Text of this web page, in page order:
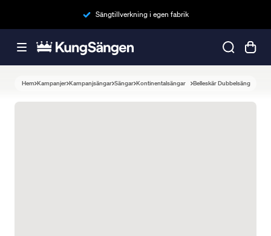
Sängtillverkning i egen fabrik
Hem Kampanjer Kampanjsängar Sängar Kontinentalsängar Belleskär Dubbelsäng